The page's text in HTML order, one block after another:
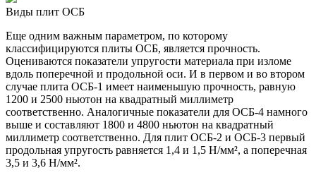
Виды плит ОСБ
Еще одним важным параметром, по которому
классифицируются плиты ОСБ, является прочность.
Оцениваются показатели упругости материала при изломе
вдоль поперечной и продольной оси. И в первом и во втором
случае плита ОСБ-1 имеет наименьшую прочность, равную
1200 и 2500 ньютон на квадратный миллиметр
соответственно. Аналогичные показатели для ОСБ-4 намного
выше и составляют 1800 и 4800 ньютон на квадратный
миллиметр соответственно. Для плит ОСБ-2 и ОСБ-3 первый
продольная упругость равняется 1,4 и 1,5 Н/мм², а поперечная
3,5 и 3,6 Н/мм².